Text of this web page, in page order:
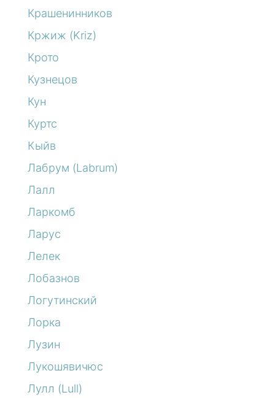
Крашенинников
Кржиж (Kriz)
Крото
Кузнецов
Кун
Куртс
Кыйв
Лабрум (Labrum)
Лалл
Ларкомб
Ларус
Лелек
Лобазнов
Логутинский
Лорка
Лузин
Лукошявичюс
Лулл (Lull)